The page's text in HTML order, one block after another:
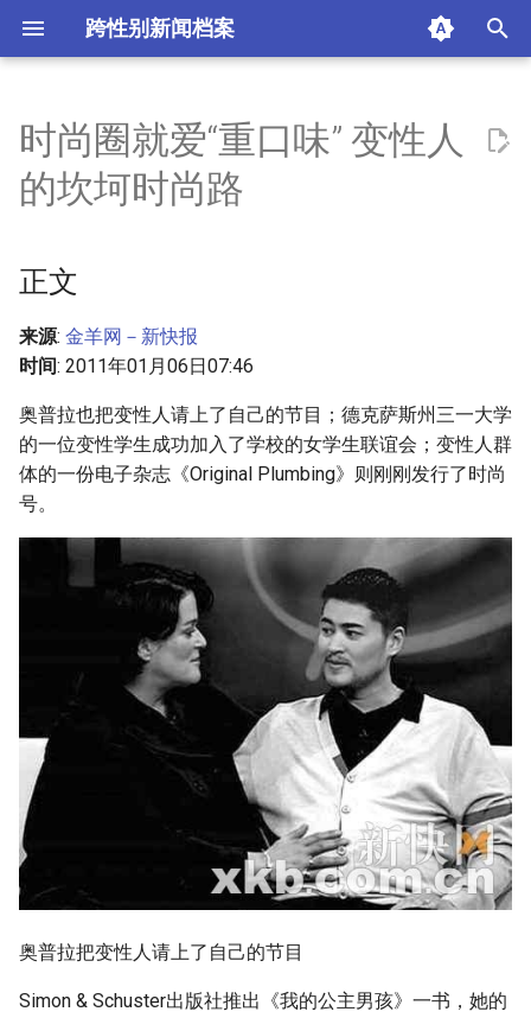
跨性别新闻档案
n
t
a
l
i
z
n
正文
附加信息 [Processed Page
时尚圈就爱“重口味” 变性人
的坎坷时尚路
正文
来源: 金羊网－新快报
时间: 2011年01月06日07:46
奥普拉也把变性人请上了自己的节目；德克萨斯州三一大学
的一位变性学生成功加入了学校的女学生联谊会；变性人群
体的一份电子杂志《Original Plumbing》则刚刚发行了时尚
号。
奥普拉把变性人请上了自己的节目
Simon & Schuster出版社推出《我的公主男孩》一书，她的